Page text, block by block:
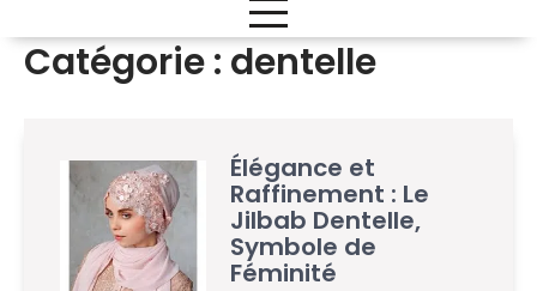
Catégorie : dentelle
Élégance et
Raffinement : Le
Jilbab Dentelle,
Symbole de
Féminité